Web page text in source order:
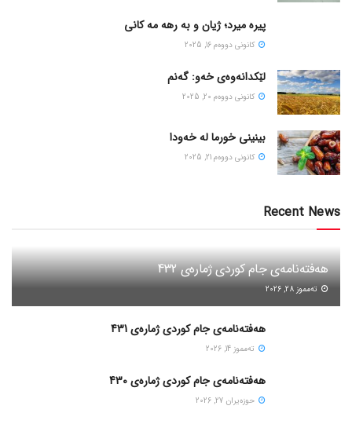
پیره میرد؛ ژیان و به رهه مه کانی
كانونی دووه‌م 16, 2025
لێکدانەوەی خەو: گەنم
كانونی دووه‌م 20, 2025
بینینی خورما لە خەودا
كانونی دووه‌م 21, 2025
Recent News
هەفتەنامەی جام کوردی ژمارەی 432
ته‌مموز 28, 2026
هەفتەنامەی جام کوردی ژمارەی 431
ته‌مموز 14, 2026
هەفتەنامەی جام کوردی ژمارەی 430
حوزه‌یران 27, 2026